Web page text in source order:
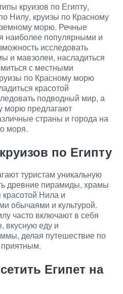
круизов по Египту,
Нилу, круизы по Красному
морю. Речные
наиболее популярными и
исследовать
и мавзолеи, насладиться
с местными
по Красному морю
красотой
подводный мир, а
морю предлагают
страны и города на
моря.
по Египту
туристам уникальную
древние пирамиды, храмы
красотой Нила и
обычаями и культурой.
часто включают в себя
вкусную еду и
делая путешествие по
Египет на